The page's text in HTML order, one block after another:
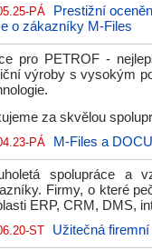
PÁ
Prestižní
o zákazníky M-Files
pro PETROF -
výroby s vysokým
za skvělou
PÁ M-Files a
spolupráce a
Firmy, o které
ERP, CRM, DMS,
ST Užitečná